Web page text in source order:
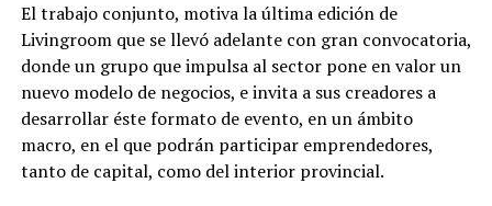
El trabajo conjunto, motiva la última edición de
Livingroom que se llevó adelante con gran convocatoria,
donde un grupo que impulsa al sector pone en valor un
nuevo modelo de negocios, e invita a sus creadores a
desarrollar éste formato de evento, en un ámbito
macro, en el que podrán participar emprendedores,
tanto de capital, como del interior provincial.